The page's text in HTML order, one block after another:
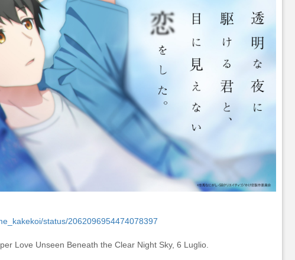
status/2062096954474078397
Love Unseen Beneath the Clear Night Sky, 6 Luglio.